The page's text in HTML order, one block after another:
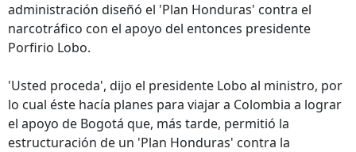
administración diseñó el 'Plan Honduras' contra el
narcotráfico con el apoyo del entonces presidente
Porfirio Lobo.
'Usted proceda', dijo el presidente Lobo al ministro, por
lo cual éste hacía planes para viajar a Colombia a lograr
el apoyo de Bogotá que, más tarde, permitió la
estructuración de un 'Plan Honduras' contra la